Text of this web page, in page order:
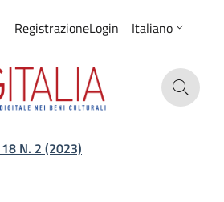
RegistrazioneLogin Italiano
N. 2 (2023)